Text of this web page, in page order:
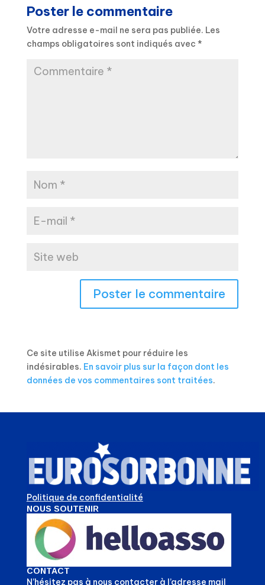
Poster le commentaire
Votre adresse e-mail ne sera pas publiée. Les
champs obligatoires sont indiqués avec *
Ce site utilise Akismet pour réduire les
indésirables. En savoir plus sur la façon dont les
données de vos commentaires sont traitées.
Politique de confidentialité
NOUS SOUTENIR
CONTACT
N’hésitez pas à nous contacter à l’adresse mail